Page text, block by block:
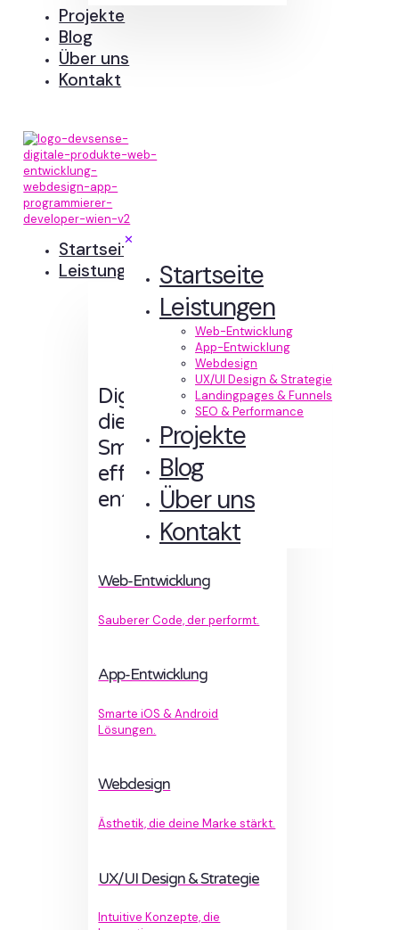
Projekte
Blog
Über uns
Kontakt
✕
Startseite
Leistungen
Web-Entwicklung
App-Entwicklung
Webdesign
UX/UI Design & Strategie
Landingpages & Funnels
SEO & Performance
Projekte
Blog
Über uns
Kontakt
Startseite
Leistungen
Digitale Erlebnisse,
die Sinn machen.
Smart designt und
effizient
entwickelt.
Web-Entwicklung
Sauberer Code, der performt.
App-Entwicklung
Smarte iOS & Android
Lösungen.
Webdesign
Ästhetik, die deine Marke stärkt.
UX/UI Design & Strategie
Intuitive Konzepte, die